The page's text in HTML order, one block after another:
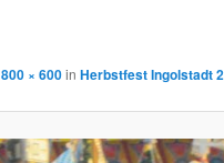
800 × 600in Herbstfest Ingolstadt